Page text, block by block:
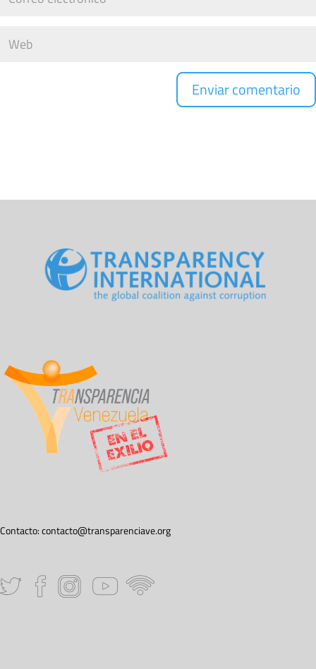
Contacto:contacto@transparenciave.org